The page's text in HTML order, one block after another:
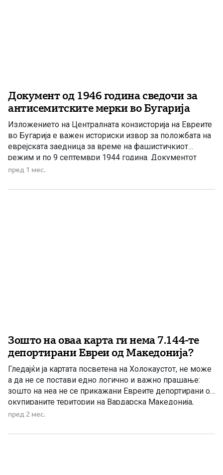
Документ од 1946 година сведочи за
антисемитските мерки во Бугарија
Изложението на Централната конзисторија на Евреите
во Бугарија е важен историски извор за положбата на
еврејската заедница за време на фашистичкиот
режим и по 9 септември 1944 година. Документот
објавен во Софија во 1946 година, под наслов
фашистичкиот режим и по 9 септември 1944 година“,
пред 1 мес.
Зошто на оваа карта ги нема 7.144-те
депортирани Евреи од Македонија?
Гледајќи ја картата посветена на Холокаустот, не може
а да не се постави едно логично и важно прашање:
зошто на неа не се прикажани Евреите депортирани од
окупираните територии на Вардарска Македонија,
Егејска Македонија и Пирот? На картата се наведени
бројот на Евреите кои живееле пред Втората […]
пред 2 мес.